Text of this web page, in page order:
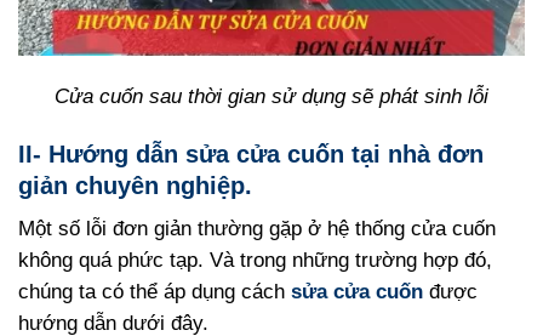
Cửa cuốn sau thời gian sử dụng sẽ phát sinh lỗi
II- Hướng dẫn sửa cửa cuốn tại nhà đơn
giản chuyên nghiệp.
Một số lỗi đơn giản thường gặp ở hệ thống cửa cuốn
không quá phức tạp. Và trong những trường hợp đó,
chúng ta có thể áp dụng cách sửa cửa cuốn được
hướng dẫn dưới đây.